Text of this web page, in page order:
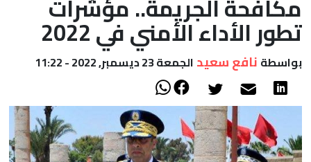
الصحراء
مكافحة الجريمة.. مؤشرات
تطور الأداء الأمني في 2022
بواسطة نافع سعيد الجمعة 23 ديسمبر, 2022 - 11:22